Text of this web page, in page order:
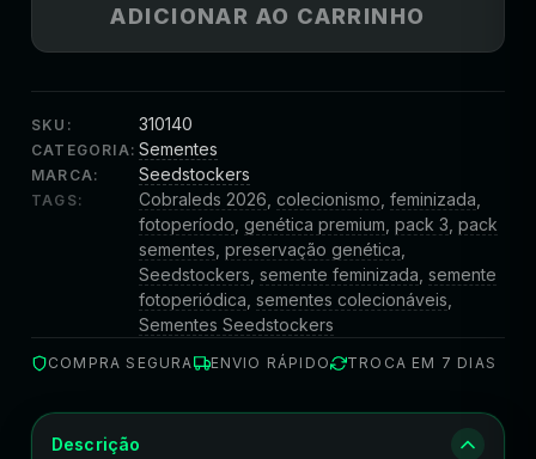
ADICIONAR AO CARRINHO
SKU: 310140
CATEGORIA: Sementes
MARCA: Seedstockers
TAGS: Cobraleds 2026 colecionismo feminizada
fotoperíodo genética premium pack 3 pack
sementes preservação genética
Seedstockers semente feminizada semente
fotoperiódica sementes colecionáveis
Sementes Seedstockers
COMPRA SEGURA ENVIO RÁPIDO TROCA EM 7 DIAS
Descrição